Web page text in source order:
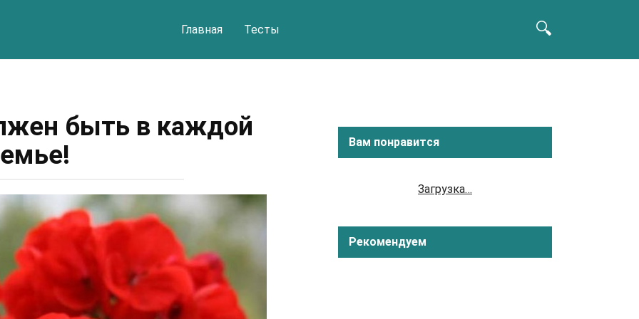
Главная Тесты
быть в каждой
Вам понравится
Загрузка…
Рекомендуем